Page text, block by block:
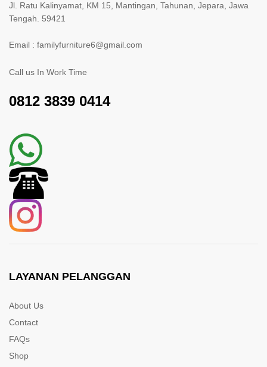
Jl. Ratu Kalinyamat, KM 15, Mantingan, Tahunan, Jepara, Jawa
Tengah. 59421
Email : familyfurniture6@gmail.com
Call us In Work Time
0812 3839 0414
LAYANAN PELANGGAN
About Us
Contact
FAQs
Shop